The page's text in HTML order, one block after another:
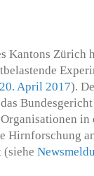
Kantons Zürich
April 2017).
in
Hirnforschung